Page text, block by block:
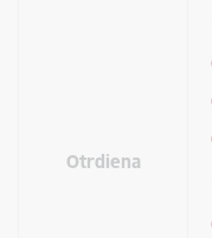
Otrdiena